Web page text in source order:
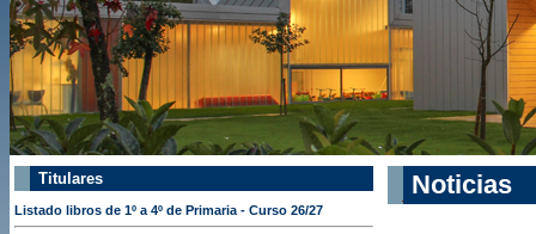
Titulares
Listado libros de 1º a 4º de Primaria - Curso 26/27
Noticias